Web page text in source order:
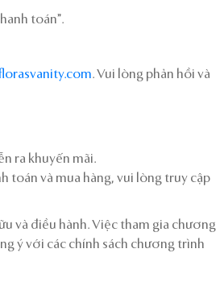
toán”.
. Vui lòng phản hồi và
ra khuyến mãi.
toán và mua hàng, vui lòng truy cập
và điều hành. Việc tham gia chương
ý với các chính sách chương trình